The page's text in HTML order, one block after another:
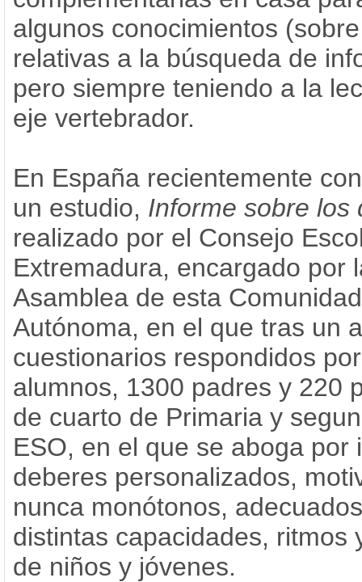
algunos conocimientos
relativas a la búsqueda de
pero siempre teniendo a la
eje vertebrador.
En España recientemente
un estudio, Informe sobre los
realizado por el Consejo
Extremadura, encargado por
Asamblea de esta Comunidad
Autónoma, en el que tras un
cuestionarios respondidos
alumnos, 1300 padres y 220
de cuarto de Primaria y
ESO, en el que se aboga por
deberes personalizados,
nunca monótonos,
distintas capacidades, ritmos
de niños y jóvenes.